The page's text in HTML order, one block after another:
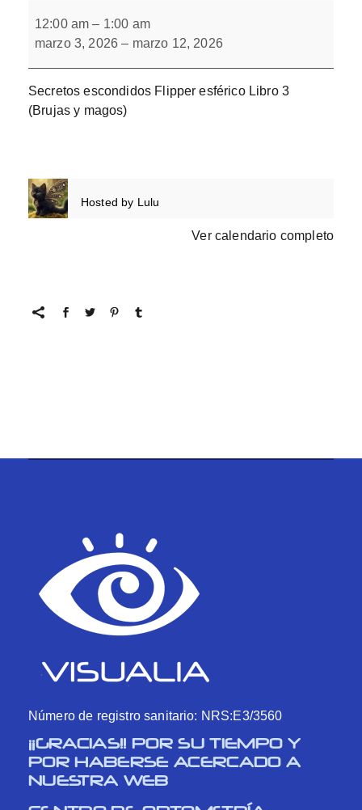
escondidos
Flipper
monocular
3
12:00 am – 1:00 am
marzo 3, 2026 – marzo 12, 2026
Secretos escondidos Flipper esférico Libro 3
(Brujas y magos)
Hosted by Lulu
Ver calendario completo
Número de registro sanitario: NRS:E3/3560
¡¡GRACIAS!! POR SU TIEMPO Y
POR HABERSE ACERCADO A
NUESTRA WEB